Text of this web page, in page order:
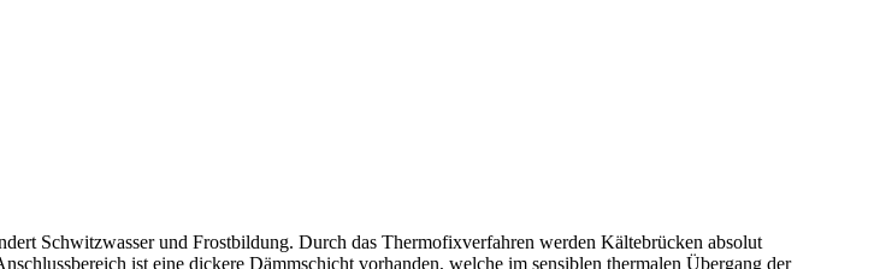
Schwitzwasser und Frostbildung. Durch das Thermofixverfahren werden Kältebrücken absolut
ist eine dickere Dämmschicht vorhanden, welche im sensiblen thermalen Übergang der